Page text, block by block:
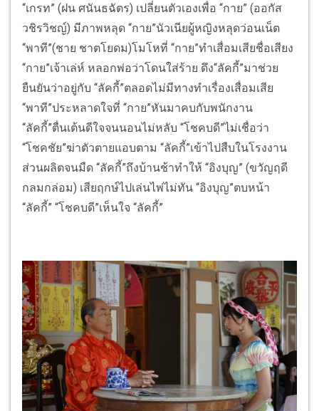
“เกรท” (ฝน ศนันธฉัตร) เปลี่ยนตัวเองเพื่อ “กาย” (ออกัส
วชิรวิชญ์) มีภาพหลุด “กาย”นัวเนียผู้หญิงหลุดว่อนเน็ต
“พาที”(ชาย ชาตโยดม)โมโหที่ “กาย”ทำเสื่อมเสียชื่อเสียง
“กาย”เจ้าเล่ห์ หลอกพ่อว่าโดนใส่ร้าย ดึง“ลัคกี้”มาช่วย
ยืนยันว่าอยู่กับ “ลัคกี้”ตลอดไม่มีทางทำเรื่องเสื่อมเสีย
“พาที”ประหลาดใจที่ “กาย”หันมาคบกับพนักงาน
“ลัคกี้”ตื่นเต้นดีใจจนนอนไม่หลับ “โชคบดี”ไม่เชื่อว่า
“โชคชัย”ฆ่าตัวตายแอบตาม “ลัคกี้”เข้าไปสืบในโรงงาน
ส่วนผลิตจนมืด “ลัคกี้”ถึงบ้านช้าทำให้ “อิงบุญ” (ขวัญฤดี
กลมกล่อม) เสียฤกษ์ไปเล่นไพ่ไม่ทัน “อิงบุญ”ตบหน้า
“ลัคกี้” “โชคบดี”เห็นใจ “ลัคกี้”